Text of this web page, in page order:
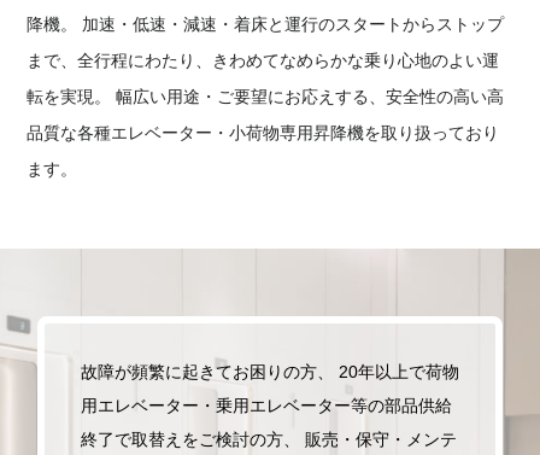
降機。
加速・低速・減速・着床と運行のスタートからストップ
まで、全行程にわたり、きわめてなめらかな乗り心地のよい運
転を実現。
幅広い用途・ご要望にお応えする、安全性の高い高
品質な各種エレベーター・小荷物専用昇降機を取り扱っており
ます。
故障が頻繁に起きてお困りの方、
20年以上で荷物
用エレベーター・乗用エレベーター等の部品供給
終了で取替えをご検討の方、
販売・保守・メンテ